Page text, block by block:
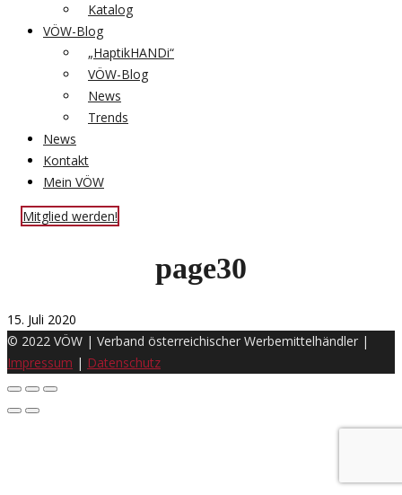
Katalog
VÖW-Blog
„HaptikHANDi“
VÖW-Blog
News
Trends
News
Kontakt
Mein VÖW
Mitglied werden!
page30
15. Juli 2020
© 2022 VÖW | Verband österreichischer Werbemittelhändler |
Impressum | Datenschutz